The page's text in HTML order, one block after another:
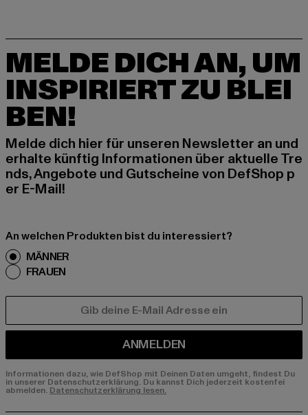
MELDE DICH AN, UM
INSPIRIERT ZU BLEI
BEN!
Melde dich hier für unseren Newsletter an und
erhalte künftig Informationen über aktuelle Tre
nds, Angebote und Gutscheine von DefShop p
er E-Mail!
An welchen Produkten bist du interessiert?
MÄNNER
FRAUEN
ANMELDEN
Informationen dazu, wie DefShop mit Deinen Daten umgeht, findest Du
in unserer Datenschutzerklärung. Du kannst Dich jederzeit kostenfei
abmelden. Datenschutzerklärung lesen.